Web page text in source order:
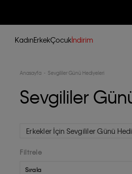
KadınErkekÇocukİndirim
Anasayfa Sevgililer Günü Hediyeleri
Sevgililer
Erkekler İçin Sevgililer Günü
Filtrele
Sırala